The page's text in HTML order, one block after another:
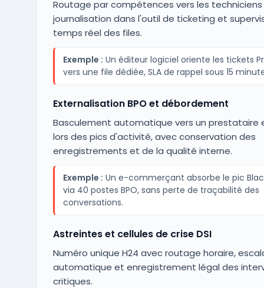
Routage par compétences vers les techniciens
journalisation dans l'outil de ticketing et
temps réel des files.
Exemple : Un éditeur logiciel oriente les tickets
vers une file dédiée, SLA de rappel sous 15
Externalisation BPO et débordement
Basculement automatique vers un prestataire
lors des pics d'activité, avec conservation des
enregistrements et de la qualité interne.
Exemple : Un e-commerçant absorbe le pic
via 40 postes BPO, sans perte de traçabilité des
conversations.
Astreintes et cellules de crise DSI
Numéro unique H24 avec routage horaire,
automatique et enregistrement légal des
critiques.